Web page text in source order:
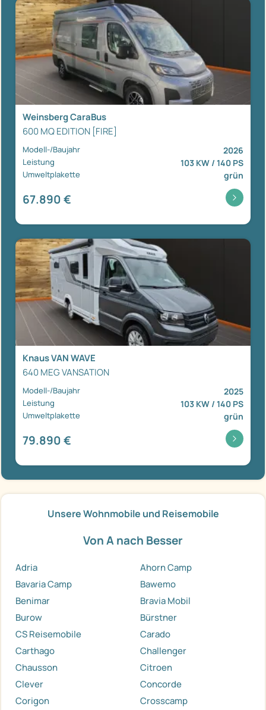
Weinsberg CaraBus
600 MQ EDITION [FIRE]
Modell-/Baujahr 2026
Leistung 103 KW / 140 PS
Umweltplakette grün
67.890 €
Knaus VAN WAVE
640 MEG VANSATION
Modell-/Baujahr 2025
Leistung 103 KW / 140 PS
Umweltplakette grün
79.890 €
Unsere Wohnmobile und Reisemobile
Von A nach Besser
Adria
Ahorn Camp
Bavaria Camp
Bawemo
Benimar
Bravia Mobil
Burow
Bürstner
CS Reisemobile
Carado
Carthago
Challenger
Chausson
Citroen
Clever
Concorde
Corigon
Crosscamp